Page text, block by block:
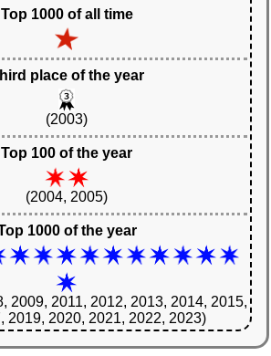
Top 1000 of all time
place of the year
(2003)
Top 100 of the year
(2004, 2005)
1000 of the year
2009, 2011, 2012, 2013, 2014, 2015,
2019, 2020, 2021, 2022, 2023)